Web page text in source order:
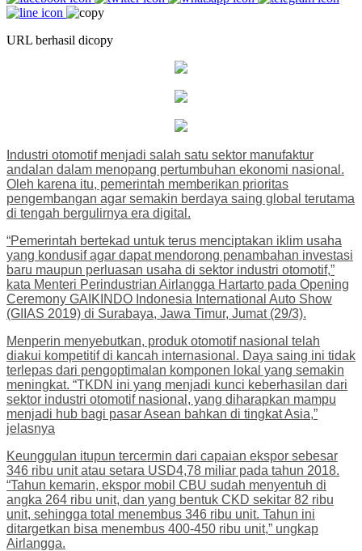
URL berhasil dicopy
Industri otomotif menjadi salah satu sektor manufaktur
andalan dalam menopang pertumbuhan ekonomi nasional.
Oleh karena itu, pemerintah memberikan prioritas
pengembangan agar semakin berdaya saing global terutama
di tengah bergulirnya era digital.
“Pemerintah bertekad untuk terus menciptakan iklim usaha
yang kondusif agar dapat mendorong penambahan investasi
baru maupun perluasan usaha di sektor industri otomotif,”
kata Menteri Perindustrian Airlangga Hartarto pada Opening
Ceremony GAIKINDO Indonesia International Auto Show
(GIIAS 2019) di Surabaya, Jawa Timur, Jumat (29/3).
Menperin menyebutkan, produk otomotif nasional telah
diakui kompetitif di kancah internasional. Daya saing ini tidak
terlepas dari pengoptimalan komponen lokal yang semakin
meningkat. “TKDN ini yang menjadi kunci keberhasilan dari
sektor industri otomotif nasional, yang diharapkan mampu
menjadi hub bagi pasar Asean bahkan di tingkat Asia,”
jelasnya
Keunggulan itupun tercermin dari capaian ekspor sebesar
346 ribu unit atau setara USD4,78 miliar pada tahun 2018.
“Tahun kemarin, ekspor mobil CBU sudah menyentuh di
angka 264 ribu unit, dan yang bentuk CKD sekitar 82 ribu
unit, sehingga total menembus 346 ribu unit. Tahun ini
ditargetkan bisa menembus 400-450 ribu unit,” ungkap
Airlangga.